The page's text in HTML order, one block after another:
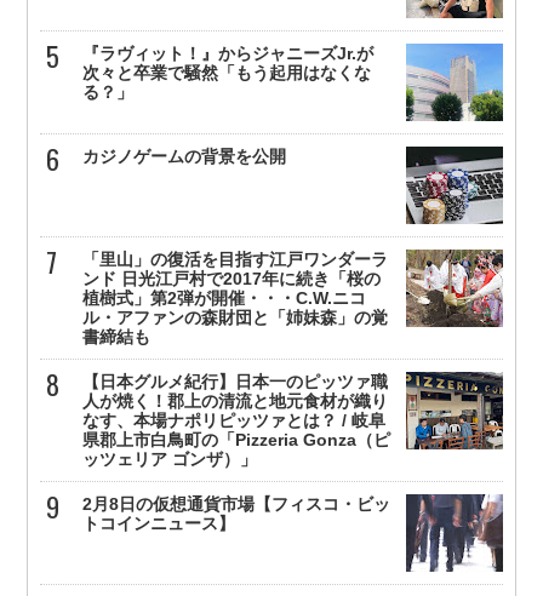
『ラヴィット！』からジャニーズJr.が
次々と卒業で騒然「もう起用はなくな
る？」
カジノゲームの背景を公開
「里山」の復活を目指す江戸ワンダーラ
ンド 日光江戸村で2017年に続き「桜の
植樹式」第2弾が開催・・・C.W.ニコ
ル・アファンの森財団と「姉妹森」の覚
書締結も
【日本グルメ紀行】日本一のピッツァ職
人が焼く！郡上の清流と地元食材が織り
なす、本場ナポリピッツァとは？ / 岐阜
県郡上市白鳥町の「Pizzeria Gonza（ピ
ッツェリア ゴンザ）」
2月8日の仮想通貨市場【フィスコ・ビッ
トコインニュース】